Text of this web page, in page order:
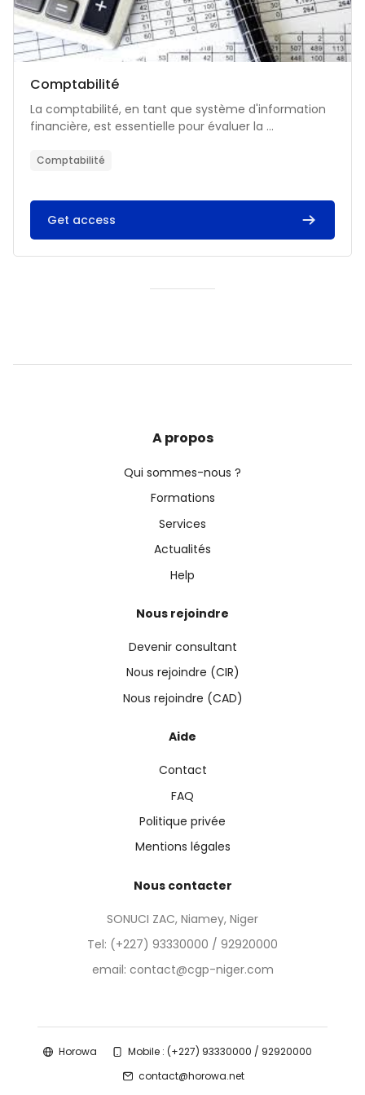
Catégorie de cours
Nom du cours
Comptabilité
Résumé du cours :
La comptabilité, en tant que système d'information
financière, est essentielle pour évaluer la ...
Comptabilité
Get access
A propos
Qui sommes-nous ?
Formations
Services
Actualités
Help
Nous rejoindre
Devenir consultant
Nous rejoindre (CIR)
Nous rejoindre (CAD)
Aide
Contact
FAQ
Politique privée
Mentions légales
Nous contacter
SONUCI ZAC, Niamey, Niger
Tel: (+227) 93330000 / 92920000
email: contact@cgp-niger.com
Horowa
Mobile : (+227) 93330000 / 92920000
contact@horowa.net